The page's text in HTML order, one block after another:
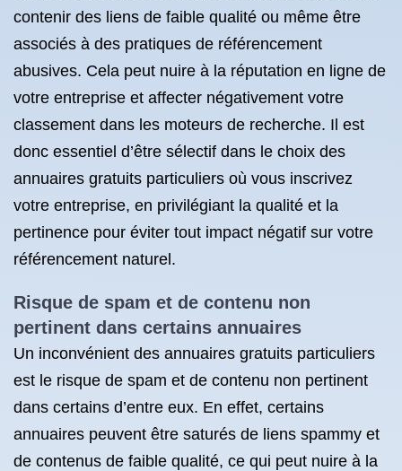
contenir des liens de faible qualité ou même être
associés à des pratiques de référencement
abusives. Cela peut nuire à la réputation en ligne de
votre entreprise et affecter négativement votre
classement dans les moteurs de recherche. Il est
donc essentiel d’être sélectif dans le choix des
annuaires gratuits particuliers où vous inscrivez
votre entreprise, en privilégiant la qualité et la
pertinence pour éviter tout impact négatif sur votre
référencement naturel.
Risque de spam et de contenu non
pertinent dans certains annuaires
Un inconvénient des annuaires gratuits particuliers
est le risque de spam et de contenu non pertinent
dans certains d’entre eux. En effet, certains
annuaires peuvent être saturés de liens spammy et
de contenus de faible qualité, ce qui peut nuire à la